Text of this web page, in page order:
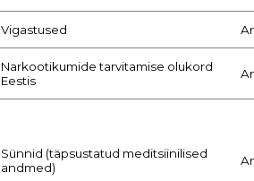
Vigastused
Narkootikumide tarvitamise olukord
Eestis
Sünnid (täpsustatud meditsiinilised
andmed)